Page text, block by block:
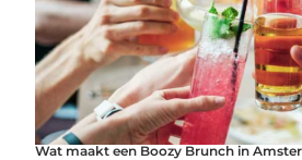
Wat maakt een Boozy Brunch in